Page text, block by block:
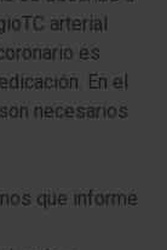
arterial
es
En el
necesarios
que informe